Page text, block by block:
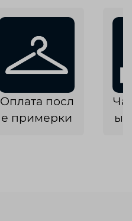
Оплата посл
е примерки